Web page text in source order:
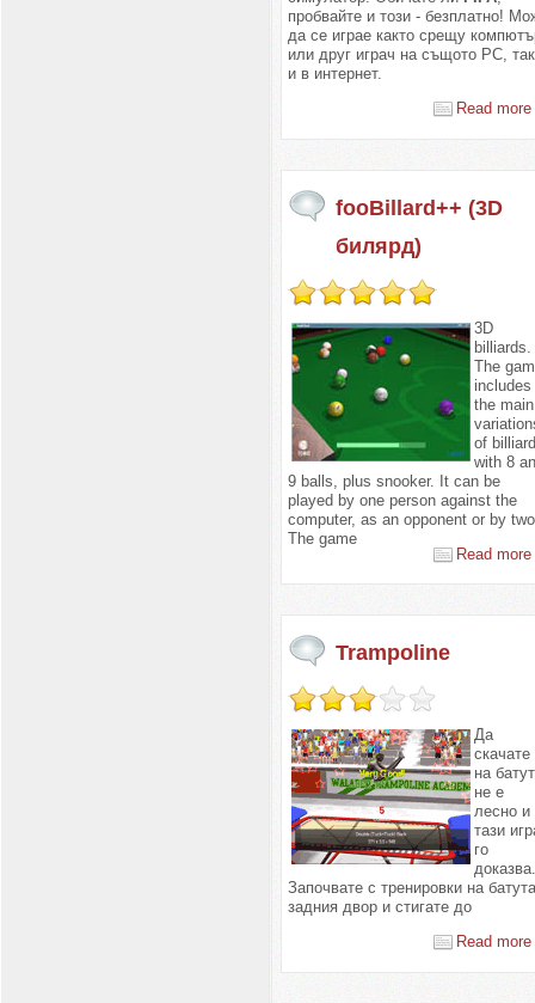
пробвайте и този - безплатно!
да се играе както срещу
или друг играч на същото PC,
и в интернет.
Read
fooBillard++ (3D
билярд)
3D
billiards.
The
includes
the main
of
with 8
9 balls, plus snooker. It can be
played by one person against the
computer, as an opponent or by
The game
Read
Trampoline
Да
скачате
на батут
не е
лесно и
тази
го
Започвате с тренировки на
задния двор и стигате до
Read